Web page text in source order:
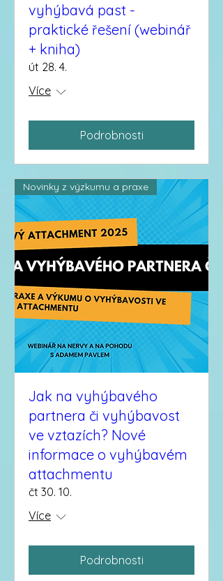
vyhýbavá past -
praktické řešení (webinář
+ kniha)
út 28. 4.
Více
Podrobnosti
Novinky z výzkumu a praxe
Jak na vyhýbavého
partnera či vyhýbavost
ve vztazích? Nové
informace o vyhýbavém
attachmentu
čt 30. 10.
Více
Podrobnosti